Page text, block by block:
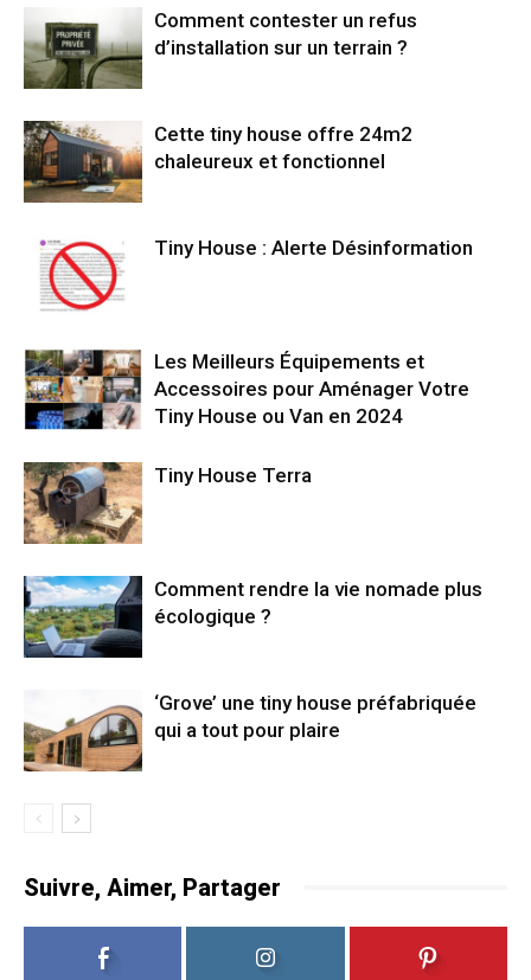
Comment contester un refus
d’installation sur un terrain ?
Cette tiny house offre 24m2
chaleureux et fonctionnel
Tiny House : Alerte Désinformation
Les Meilleurs Équipements et
Accessoires pour Aménager Votre
Tiny House ou Van en 2024
Tiny House Terra
Comment rendre la vie nomade plus
écologique ?
‘Grove’ une tiny house préfabriquée
qui a tout pour plaire
Suivre, Aimer, Partager